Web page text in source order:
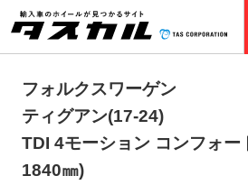
フォルクスワーゲン
ティグアン(17-24)
TDI 4モーション コンフォー
1840㎜)